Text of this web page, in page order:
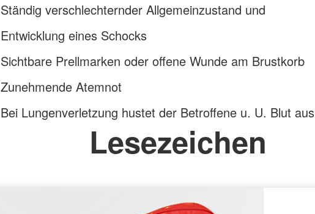
Ständig verschlechternder Allgemeinzustand und
Entwicklung eines Schocks
Sichtbare Prellmarken oder offene Wunde am Brustkorb
Zunehmende Atemnot
Bei Lungenverletzung hustet der Betroffene u. U. Blut
Lesezeichen